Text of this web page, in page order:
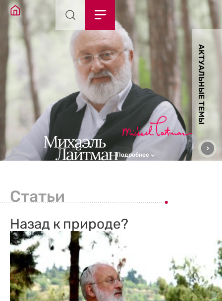
АКТУАЛЬНЫЕ ТЕМЫ
Подробнее
Статьи
Назад к природе?